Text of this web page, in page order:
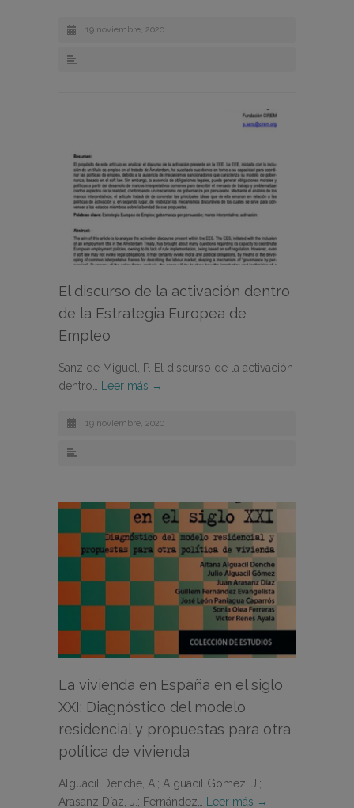
19 noviembre, 2020
El discurso de la activación dentro
de la Estrategia Europea de
Empleo
Sanz de Miguel, P. El discurso de la activación
dentro… Leer más →
19 noviembre, 2020
La vivienda en España en el siglo
XXI: Diagnóstico del modelo
residencial y propuestas para otra
política de vivienda
Alguacil Denche, A.; Alguacil Gömez, J.;
Arasanz Díaz, J.; Fernändez…
Leer más →